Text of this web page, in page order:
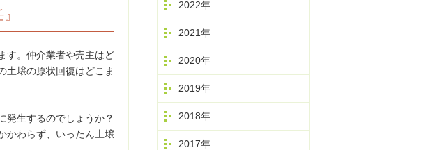
す。仲介業者や売主はど
土壌の原状回復はどこま
発生するのでしょうか？
かわらず、いったん土壌
2022年
2021年
2020年
2019年
2018年
2017年